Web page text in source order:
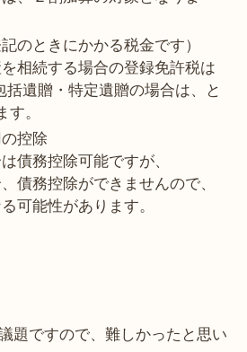
のときにかかる税金です）
相続する場合の登録免許税は
括遺贈・特定遺贈の場合は、と
す。
控除
債務控除可能ですが、
債務控除ができませんので、
可能性があります。
題ですので、難しかったと思い